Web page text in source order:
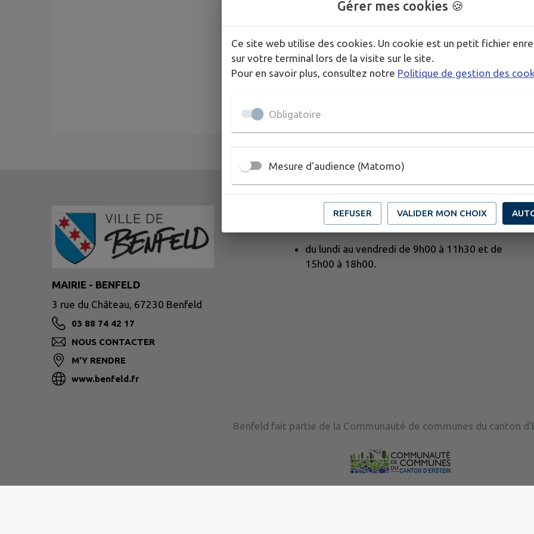
MAIRIE - BENFELD
3 rue du Château, 67230 Benfeld
03 88 74 42 17
NOUS CONTACTER
M'Y RENDRE
www.benfeld.fr
Horaires d'ouverture au public :
du lundi au vendredi de 9h00 à 11h30 et de
15h00 à 18h00.
Benfeld fait partie de la Communauté de communes du canton
Gérer mes cookies 🍪
Ce site web utilise des cookies. Un cookie est un petit fichier
sur votre terminal lors de la visite sur le site.
Pour en savoir plus, consultez notre Politique de gestion des
Obligatoire
Mesure d'audience (Matomo)
REFUSER VALIDER MON CHOIX